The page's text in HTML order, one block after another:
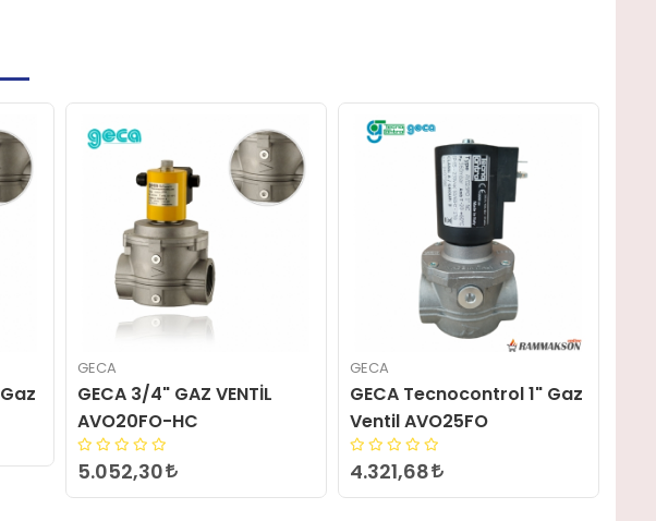
GECA
GECA Tecnocontrol 1" Gaz
Ventil AVO25FO
4.321,68
GECA
GECA Tecnocontrol 3/4"
Gaz Ventil AVO20FO
3.961,98